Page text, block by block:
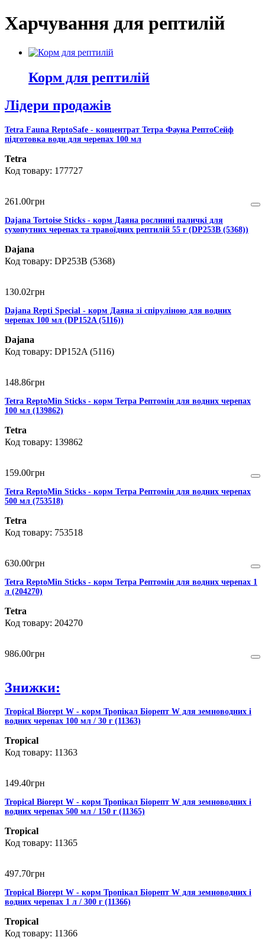
Харчування для рептилій
Корм для рептилій
Лідери продажів
Tetra Fauna ReptoSafe - концентрат Тетра Фауна РептоСейф
підготовка води для черепах 100 мл
Tetra
177727
261 .00грн
Dajana Tortoise Sticks - корм Даяна рослинні паличкі для
сухопутних черепах та травоїдних рептилій 55 г (DP253B (5368))
Dajana
DP253B (5368)
130.02грн
Dajana Repti Special - корм Даяна зі спіруліною для водних
черепах 100 мл (DP152A (5116))
Dajana
DP152A (5116)
148.86грн
Tetra ReptoMin Sticks - корм Тетра Рептомін для водних черепах
100 мл (139862)
Tetra
139862
159.00грн
Tetra ReptoMin Sticks - корм Тетра Рептомін для водних черепах
500 мл (753518)
Tetra
753518
630.00грн
Tetra ReptoMin Sticks - корм Тетра Рептомін для водних черепах 1
л (204270)
Tetra
204270
986.00грн
Знижки:
Tropical Biorept W - корм Тропікал Біорепт W для земноводних і
водних черепах 100 мл / 30 г (11363)
Tropical
11363
149.40грн
Tropical Biorept W - корм Тропікал Біорепт W для земноводних і
водних черепах 500 мл / 150 г (11365)
Tropical
11365
497.70грн
Tropical Biorept W - корм Тропікал Біорепт W для земноводних і
водних черепах 1 л / 300 г (11366)
Tropical
11366